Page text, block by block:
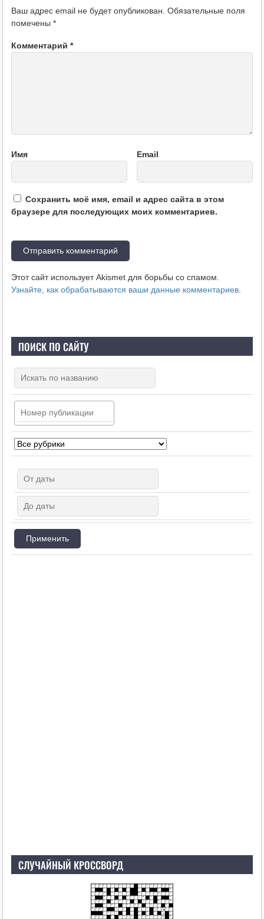
Ваш адрес email не будет опубликован. Обязательные поля
помечены *
Комментарий *
Имя Email
Сохранить моё имя, email и адрес сайта в этом
браузере для последующих моих комментариев.
Этот сайт использует Akismet для борьбы со спамом.
Узнайте, как обрабатываются ваши данные комментариев.
ПОИСК ПО САЙТУ
СЛУЧАЙНЫЙ КРОССВОРД